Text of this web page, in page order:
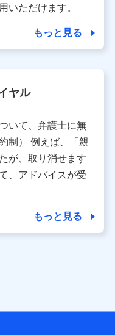
前田 義晃
ーバンネット日本橋
お客さまの情報を利
します 。
の「第三者提供の管
用する場合がありま
さま（2019年12月11
あったことがないお
囲内に限って共同利
いただけます。
もっと見る
ヤル
いて、弁護士に無
制） 例えば、「親
が、取り消せます
、アドバイスが受
もっと見る